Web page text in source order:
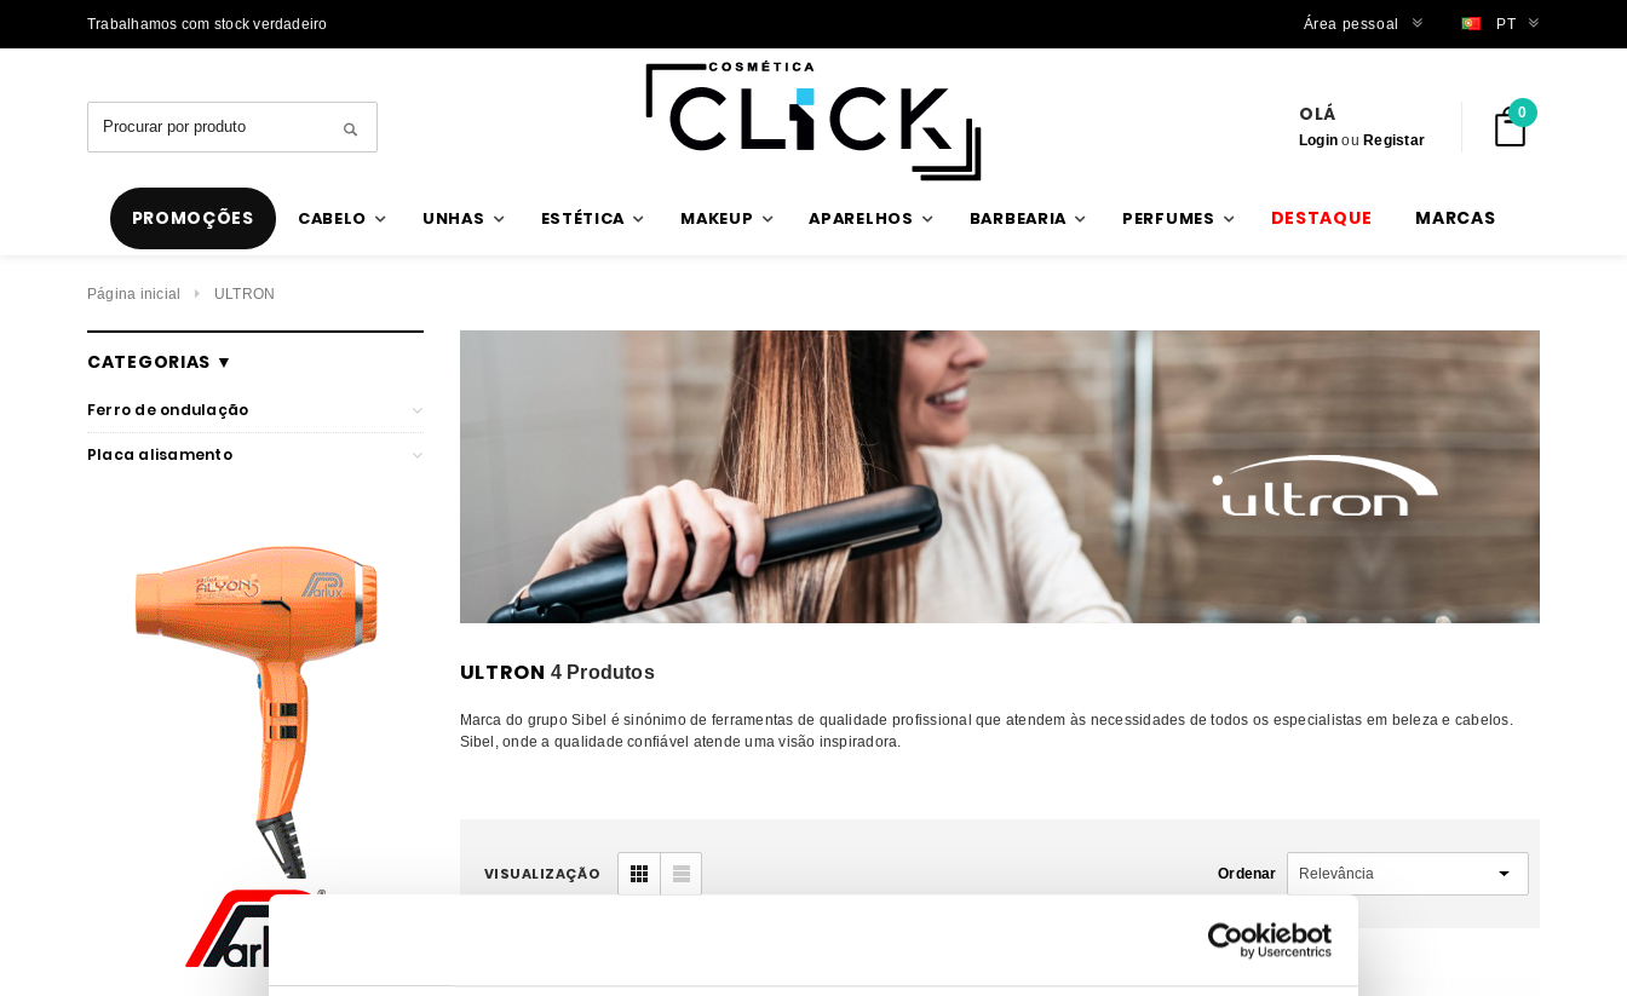
Trabalhamos com stock verdadeiro Trabalhamos com stock verdadeiro
Área pessoal PT
OLÁ
Login ouRegistar
0
PROMOÇÕES CABELO UNHAS ESTÉTICA MAKEUP APARELHOS BARBEARIA PERFUMES DESTAQUE MARCAS
Página inicial ULTRON
CATEGORIAS ▼
Ferro de ondulação
Placa alisamento
ULTRON 4 Produtos
Marca do grupo Sibel é sinónimo de ferramentas de qualidade profissional que atendem às necessidades de todos os especialistas em beleza e cabelos.
Sibel, onde a qualidade confiável atende uma visão inspiradora.
VISUALIZAÇÃO Ordenar
-32%